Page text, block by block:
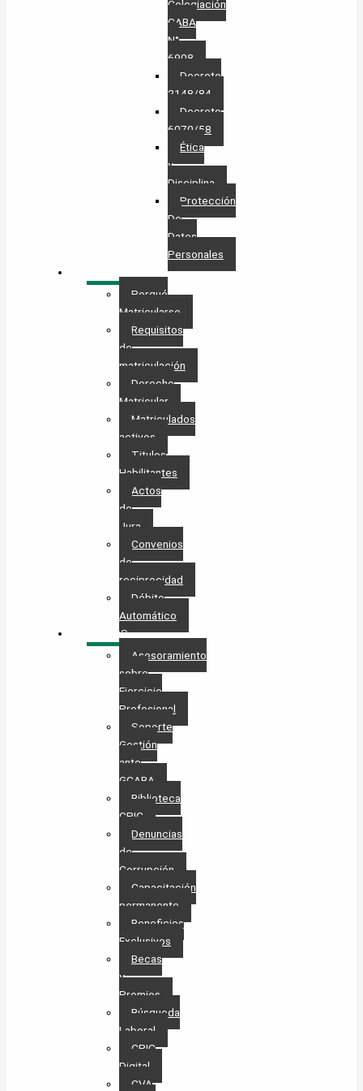
Colegiación
CABA
N°
6908
Decreto
2148/84
Decreto
6070/58
Ética
y
Disciplina
Protección
De
Datos
Personales​
Porqué
Matricularse
Requisitos
de
matriculación
Derecho
Matricular
Matriculados
activos
Titulos
Habilitantes
Actos
de
Jura
Convenios
de
reciprocidad
Débito
Automático
SERVICIOS
Asesoramiento
sobre
Ejercicio
Profesional
Soporte
Gestión
ante
GCABA
Biblioteca
CPIC
Denuncias
de
Corrupción
Capacitación
permanente
Beneficios
Exclusivos
Becas
y
Premios
Búsqueda
Laboral​
CPIC
Digital
CVA